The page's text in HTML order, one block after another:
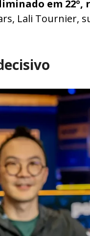
em 22º,
Lali Tournier,